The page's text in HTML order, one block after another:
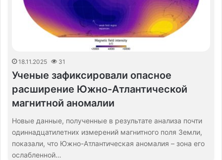
18.11.2025 31
Ученые зафиксировали опасное
расширение Южно-Атлантической
магнитной аномалии
Новые данные, полученные в результате анализа почти
одиннадцатилетних измерений магнитного поля Земли,
показали, что Южно-Атлантическая аномалия – зона его
ослабленной…